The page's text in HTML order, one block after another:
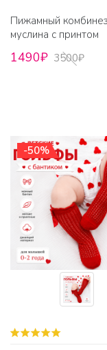
Пижамный
муслина с принтом
1490₽ 3500₽
-50%